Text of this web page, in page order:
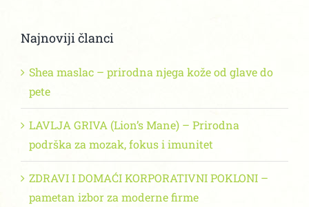
Najnoviji članci
Shea maslac – prirodna njega kože od glave do
pete
LAVLJA GRIVA (Lion’s Mane) – Prirodna
podrška za mozak, fokus i imunitet
ZDRAVI I DOMAĆI KORPORATIVNI POKLONI –
pametan izbor za moderne firme